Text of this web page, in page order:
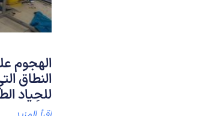
الهجوم
النطاق
للحِياد